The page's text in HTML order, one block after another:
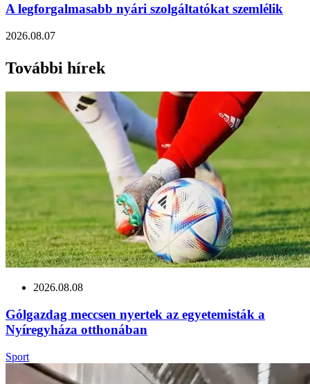
A legforgalmasabb nyári szolgáltatókat szemlélik
2026.08.07
További hírek
2026.08.08
Gólgazdag meccsen nyertek az egyetemisták a
Nyíregyháza otthonában
Sport